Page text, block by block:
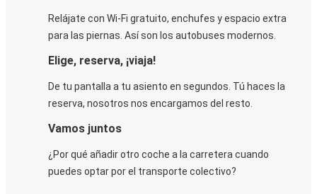
Relájate con Wi-Fi gratuito, enchufes y espacio extra
para las piernas. Así son los autobuses modernos.
Elige, reserva, ¡viaja!
De tu pantalla a tu asiento en segundos. Tú haces la
reserva, nosotros nos encargamos del resto.
Vamos juntos
¿Por qué añadir otro coche a la carretera cuando
puedes optar por el transporte colectivo?